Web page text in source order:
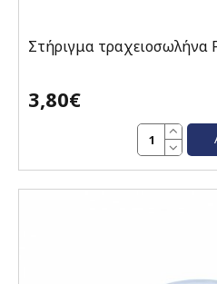
Στήριγμα τραχειοσωλήνα
3,80€